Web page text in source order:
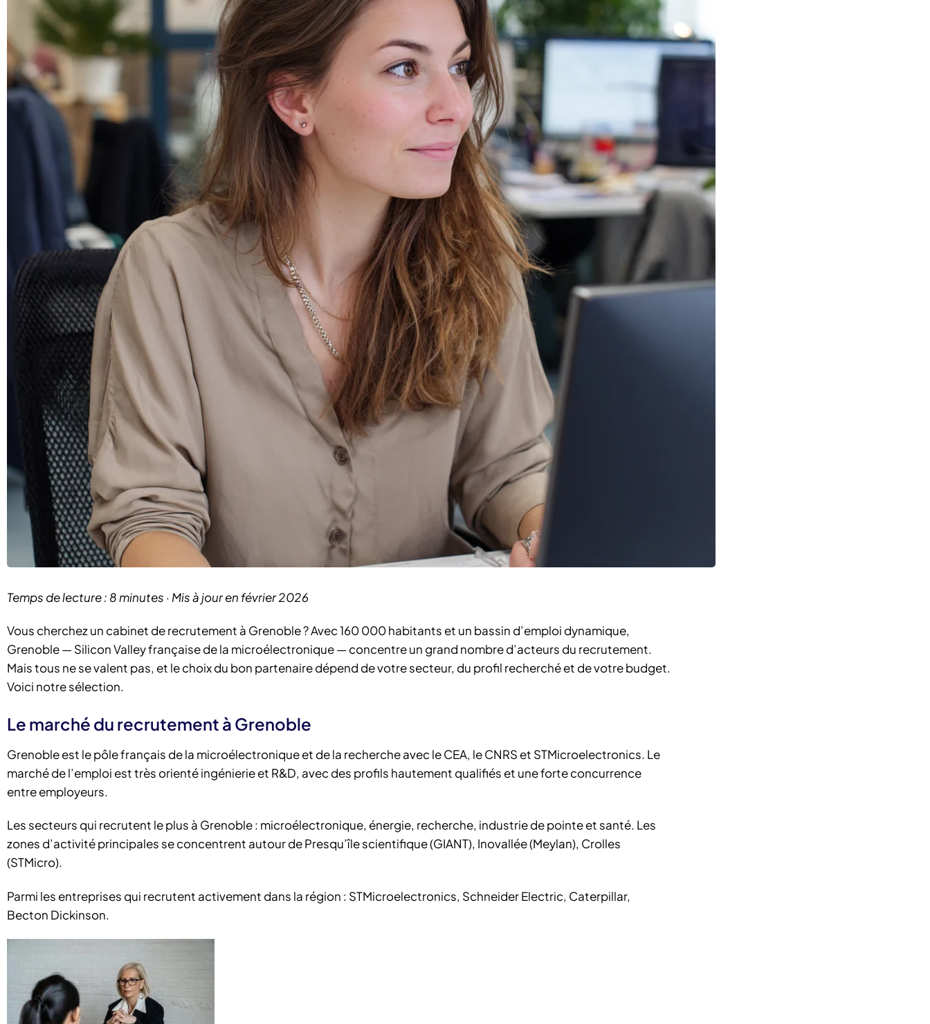
Temps de lecture : 8 minutes · Mis à jour en février 2026
Vous cherchez un cabinet de recrutement à Grenoble ? Avec 160 000 habitants et un bassin d’emploi dynamique,
Grenoble — Silicon Valley française de la microélectronique — concentre un grand nombre d’acteurs du recrutement.
Mais tous ne se valent pas, et le choix du bon partenaire dépend de votre secteur, du profil recherché et de votre budget.
Voici notre sélection.
Le marché du recrutement à Grenoble
Grenoble est le pôle français de la microélectronique et de la recherche avec le CEA, le CNRS et STMicroelectronics. Le
marché de l’emploi est très orienté ingénierie et R&D, avec des profils hautement qualifiés et une forte concurrence
entre employeurs.
Les secteurs qui recrutent le plus à Grenoble : microélectronique, énergie, recherche, industrie de pointe et santé. Les
zones d’activité principales se concentrent autour de Presqu’île scientifique (GIANT), Inovallée (Meylan), Crolles
(STMicro).
Parmi les entreprises qui recrutent activement dans la région : STMicroelectronics, Schneider Electric, Caterpillar,
Becton Dickinson.